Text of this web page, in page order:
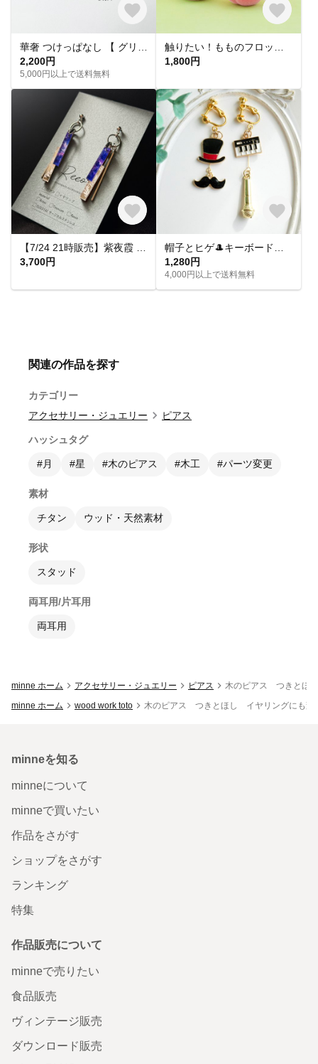
2,200円
5,000円以上で送料無料
1,800円
3,700円
1,280円
4,000円以上で送料無料
関連の作品を探す
カテゴリー
アクセサリー・ジュエリー
ピアス
ハッシュタグ
#月 #星 #木のピアス #木工 #パーツ変更
素材
チタン ウッド・天然素材
形状
スタッド
両耳用/片耳用
両耳用
minne ホーム アクセサリー・ジュエリー ピアス
木のピアス つきとほ
minne ホーム
wood work toto 木のピアス つきとほし イヤリングにも変
minneを知る
minneについて
minneで買いたい
作品をさがす
ショップをさがす
ランキング
特集
作品販売について
minneで売りたい
食品販売
ヴィンテージ販売
ダウンロード販売